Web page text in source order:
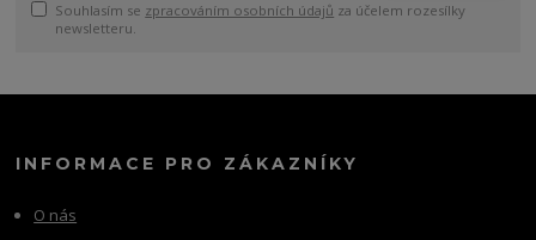
Souhlasím se zpracováním osobních údajů za účelem rozesílky
newsletteru.
INFORMACE PRO ZÁKAZNÍKY
O nás